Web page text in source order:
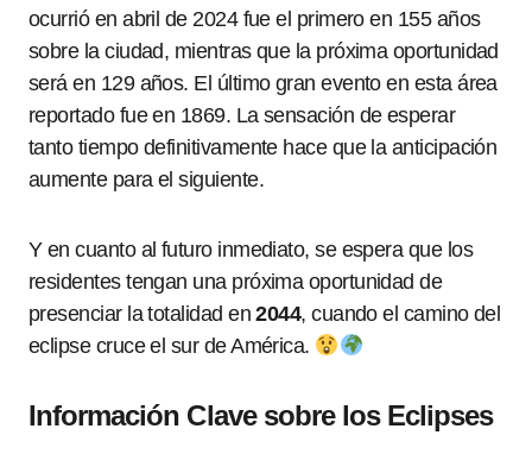
ocurrió en abril de 2024 fue el primero en 155 años
sobre la ciudad, mientras que la próxima oportunidad
será en 129 años. El último gran evento en esta área
reportado fue en 1869. La sensación de esperar
tanto tiempo definitivamente hace que la anticipación
aumente para el siguiente.
Y en cuanto al futuro inmediato, se espera que los
residentes tengan una próxima oportunidad de
presenciar la totalidad en2044, cuando el camino del
eclipse cruce el sur de América.
Información Clave sobre los Eclipses